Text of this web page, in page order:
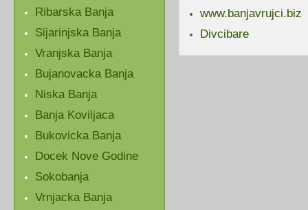
Ribarska Banja
Sijarinjska Banja
Vranjska Banja
Bujanovacka Banja
Niska Banja
Banja Koviljaca
Bukovicka Banja
Docek Nove Godine
Sokobanja
Vrnjacka Banja
www.banjavrujci.biz
Divcibare